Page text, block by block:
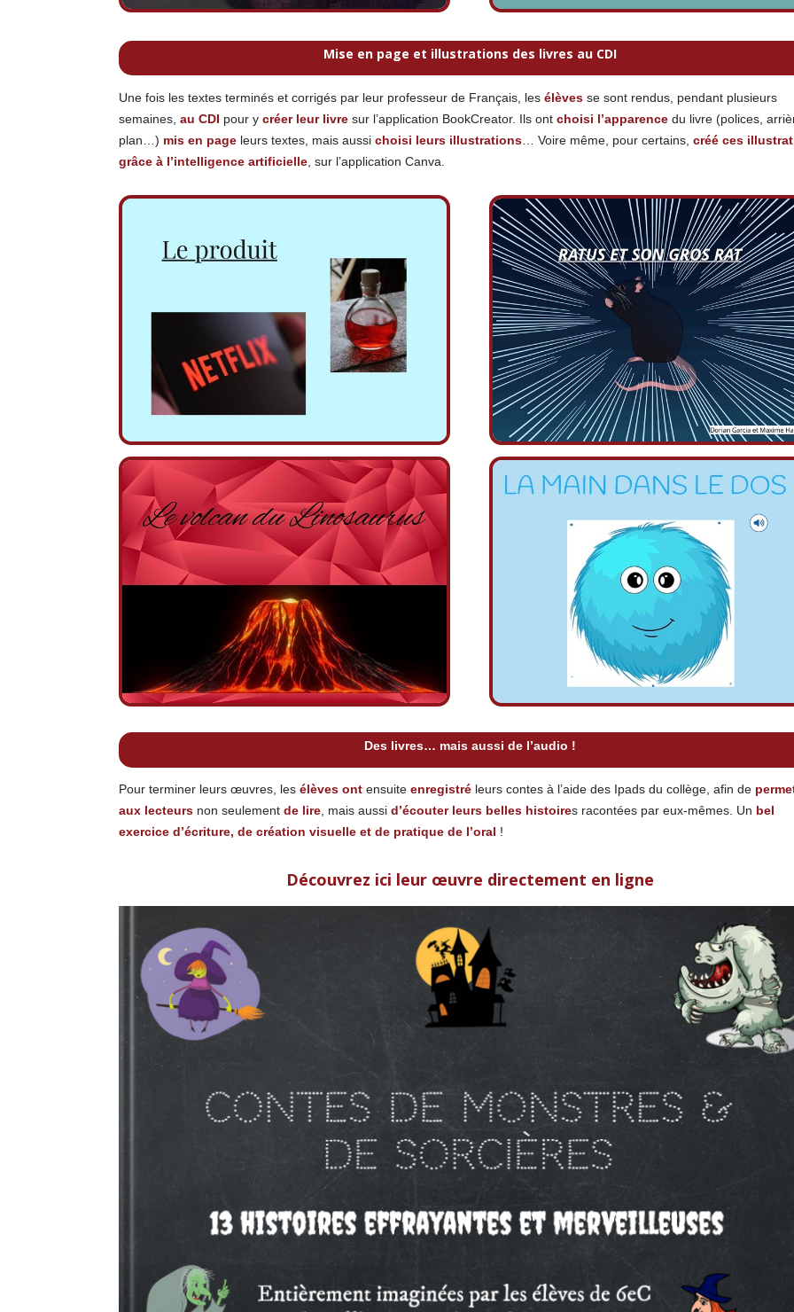
Mise en page et illustrations des livres au CDI
Une fois les textes terminés et corrigés par leur professeur de Français, lesélèves se sont rendus, pendant plusieurs
semaines,au CDI pour ycréer leur livre sur l’application BookCreator. Ils ontchoisi l’apparence du livre (polices,
plan…) mis en page leurs textes, mais aussichoisi leurs illustrations… Voire même, pour certains,créé ces
grâce à l’intelligence artificielle, sur l’application Canva.
Des livres… mais aussi de l’audio !
Pour terminer leurs œuvres, lesélèves ont ensuiteenregistré leurs contes à l’aide des Ipads du collège, afin de
aux lecteurs non seulementde lire , mais aussid’écouter leurs belles histoires racontées par eux-mêmes. Un bel
exercice d’écriture, de création visuelle et de pratique de l’oral !
Découvrez ici leur œuvre directement en ligne